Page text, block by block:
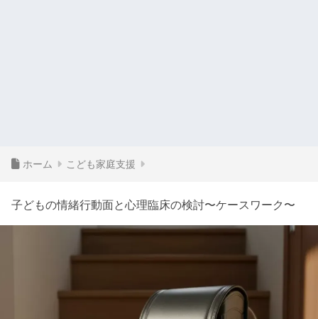
ホーム こども家庭支援
子どもの情緒行動面と心理臨床の検討〜ケースワーク〜